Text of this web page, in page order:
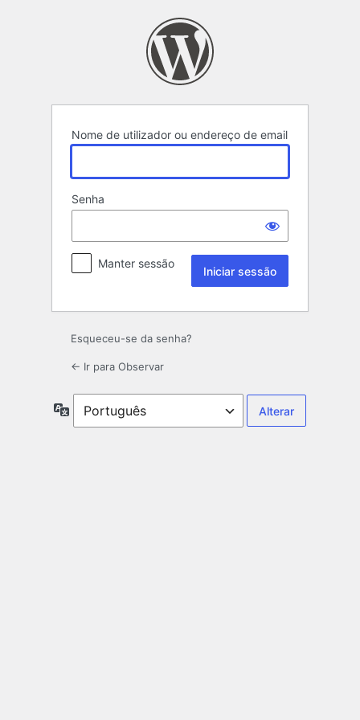
Nome de utilizador ou endereço de email
Senha
Manter sessão
Esqueceu-se da senha?
← Ir para Observar
Idioma